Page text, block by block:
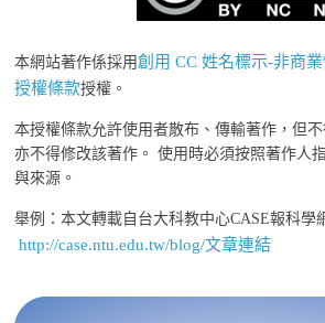
本網站著作係採用創用 CC 姓名標示-非商
授權條款授權。
本授權條款允許使用者散布、傳輸著作，但
亦不得修改該著作。 使用時必須按照著作人
與來源。
舉例：本文轉載自台大科教中心CASE報科學
http://case.ntu.edu.tw/blog/文章連結